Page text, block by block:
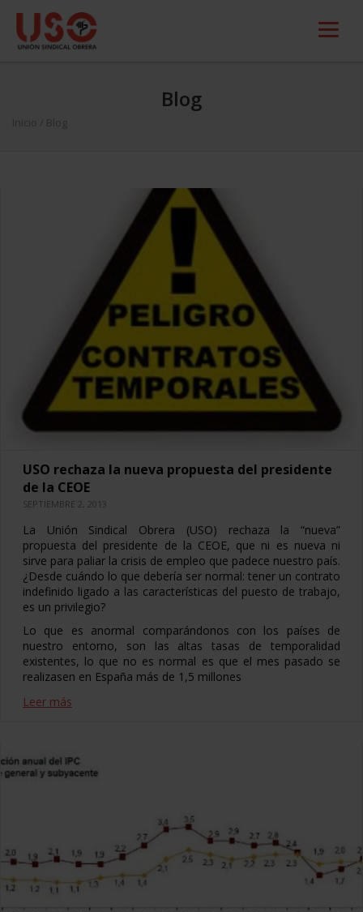
Blog
Inicio / Blog
USO rechaza la nueva propuesta del presidente
de la CEOE
SEPTIEMBRE 2, 2013
La Unión Sindical Obrera (USO) rechaza la “nueva”
propuesta del presidente de la CEOE, que ni es nueva ni
sirve para paliar la crisis de empleo que padece nuestro país.
¿Desde cuándo lo que debería ser normal: tener un contrato
indefinido ligado a las características del puesto de trabajo,
es un privilegio?
Lo que es anormal comparándonos con los países de
nuestro entorno, son las altas tasas de temporalidad
existentes, lo que no es normal es que el mes pasado se
realizasen en España más de 1,5 millones
Leer más